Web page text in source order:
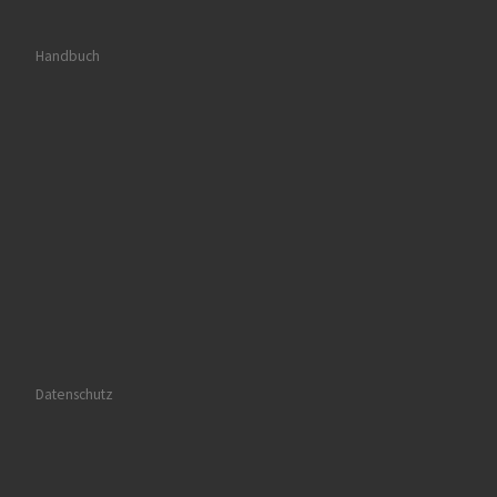
Handbuch
Datenschutz